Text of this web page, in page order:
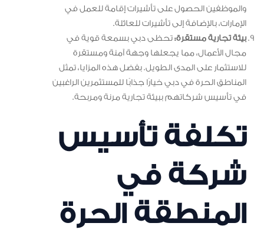
والموظفين الحصول على تأشيرات إقامة للعمل في
الإمارات، بالإضافة إلى تأشيرات للعائلة.
بيئة تجارية مستقرة:تحظى دبي بسمعة قوية في
مجال الأعمال، مما يجعلها وجهة آمنة ومستقرة
للاستثمار على المدى الطويل. بفضل هذه المزايا، تمثل
المناطق الحرة في دبي خيارًا جذابًا للمستثمرين الراغبين
في تأسيس شركاتهم ببيئة تجارية مرنة ومربحة.
تكلفة تأسيس
شركة في
المنطقة الحرة